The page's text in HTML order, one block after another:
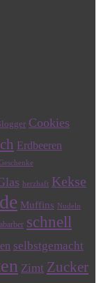
Cookies
Erdbeeren
herzhaft Kekse
Muffins Nudeln
schnell
selbstgemacht
Zimt Zucker